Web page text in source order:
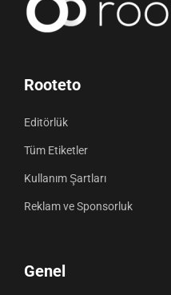
Rooteto
Editörlük
Tüm Etiketler
Kullanım Şartları
Reklam ve Sponsorluk
Genel